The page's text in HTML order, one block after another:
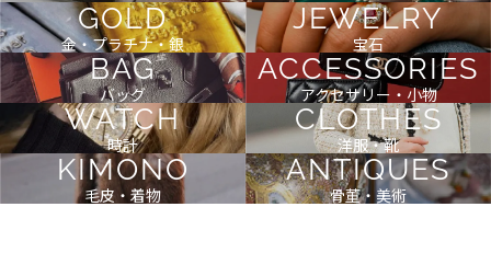
GOLD
金・プラチナ・銀
JEWELRY
宝石
BAG
バッグ
ACCESSORIES
アクセサリー・小物
WATCH
時計
CLOTHES
洋服・靴
KIMONO
毛皮・着物
ANTIQUES
骨董・美術